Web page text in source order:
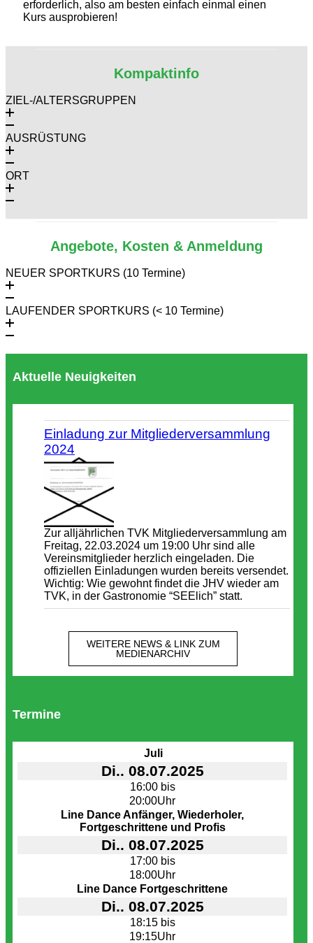
erforderlich, also am besten einfach einmal einen
Kurs ausprobieren!
Kompaktinfo
ZIEL-/ALTERSGRUPPEN
AUSRÜSTUNG
ORT
Angebote, Kosten & Anmeldung
NEUER SPORTKURS (10 Termine)
LAUFENDER SPORTKURS (< 10 Termine)
Aktuelle Neuigkeiten
Einladung zur Mitgliederversammlung
2024
Zur alljährlichen TVK Mitgliederversammlung am
Freitag, 22.03.2024 um 19:00 Uhr sind alle
Vereinsmitglieder herzlich eingeladen. Die
offiziellen Einladungen wurden bereits versendet.
Wichtig: Wie gewohnt findet die JHV wieder am
TVK, in der Gastronomie “SEElich” statt.
WEITERE NEWS & LINK ZUM
MEDIENARCHIV
Termine
Juli
Di.. 08.07.2025
16:00 bis
20:00Uhr
Line Dance Anfänger, Wiederholer,
Fortgeschrittene und Profis
Di.. 08.07.2025
17:00 bis
18:00Uhr
Line Dance Fortgeschrittene
Di.. 08.07.2025
18:15 bis
19:15Uhr